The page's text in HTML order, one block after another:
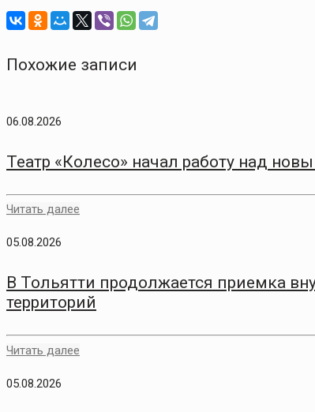
Похожие записи
06.08.2026
Театр «Колесо» начал работу над
Читать далее
05.08.2026
В Тольятти продолжается приемка
территорий
Читать далее
05.08.2026